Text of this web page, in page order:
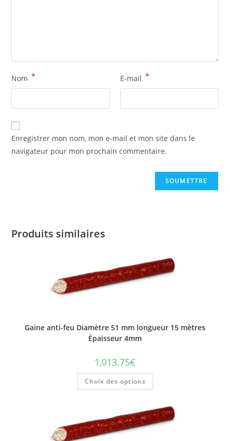
Nom * E-mail *
Enregistrer mon nom, mon e-mail et mon site dans le
navigateur pour mon prochain commentaire.
Produits similaires
Gaine anti-feu Diamètre 51 mm longueur 15 mètres
Épaisseur 4mm
1,013.75€
Choix des options
Ce
a
variations.
Les
options
peuvent